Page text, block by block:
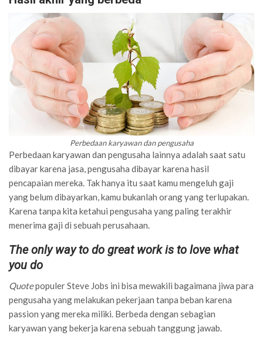
Perbedaan karyawan dan pengusaha
Perbedaan karyawan dan pengusaha lainnya adalah saat satu
dibayar karena jasa, pengusaha dibayar karena hasil
pencapaian mereka. Tak hanya itu saat kamu mengeluh gaji
yang belum dibayarkan, kamu bukanlah orang yang terlupakan.
Karena tanpa kita ketahui pengusaha yang paling terakhir
menerima gaji di sebuah perusahaan.
The only way to do great work is to love what
you do
Quotepopuler Steve Jobs ini bisa mewakili bagaimana jiwa para
pengusaha yang melakukan pekerjaan tanpa beban karena
passion yang mereka miliki. Berbeda dengan sebagian
karyawan yang bekerja karena sebuah tanggung jawab.